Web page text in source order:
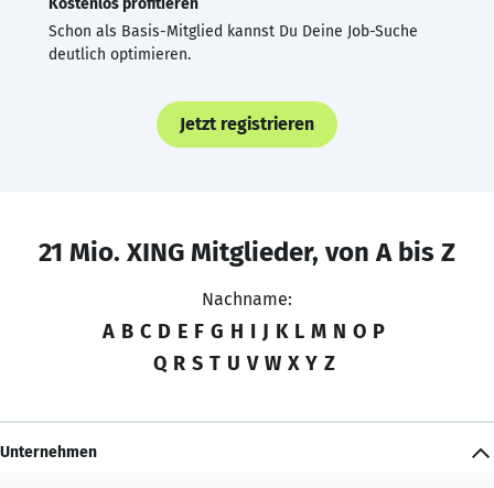
Schon als Basis-Mitglied kannst Du Deine Job-Suche
deutlich optimieren.
Jetzt registrieren
21 Mio. XING Mitglieder, von A bis Z
Nachname:
A B C D E F G H I J K L M N O P
Q R S T U V W X Y Z
Unternehmen